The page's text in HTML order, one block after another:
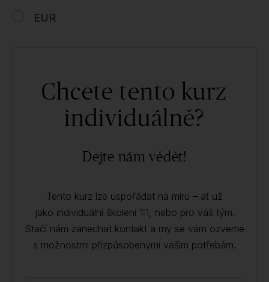
EUR
Chcete tento kurz
individuálně?
Dejte nám vědět!
Tento kurz lze uspořádat na míru – ať už
jako individuální školení 1:1, nebo pro váš tým.
Stačí nám zanechat kontakt a my se vám ozveme
s možnostmi přizpůsobenými vašim potřebám.